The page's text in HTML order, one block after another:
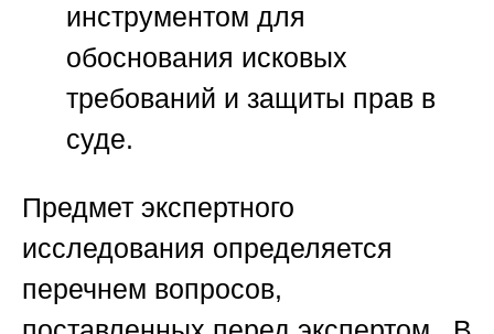
инструментом для
обоснования исковых
требований и защиты прав в
суде.
Предмет экспертного
исследования определяется
перечнем вопросов,